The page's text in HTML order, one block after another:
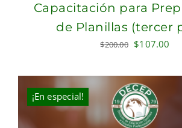
Capacitación para
de Planillas (tercer
$200.00 Original
was:
$200.00.
$107.00
is:
¡En especial!